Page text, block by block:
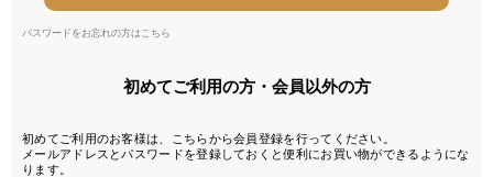
パスワードをお忘れの方はこちら
初めてご利用の方・会員以外の方
初めてご利用のお客様は、こちらから会員登録を行ってください。
メールアドレスとパスワードを登録しておくと便利にお買い物ができるようにな
ります。